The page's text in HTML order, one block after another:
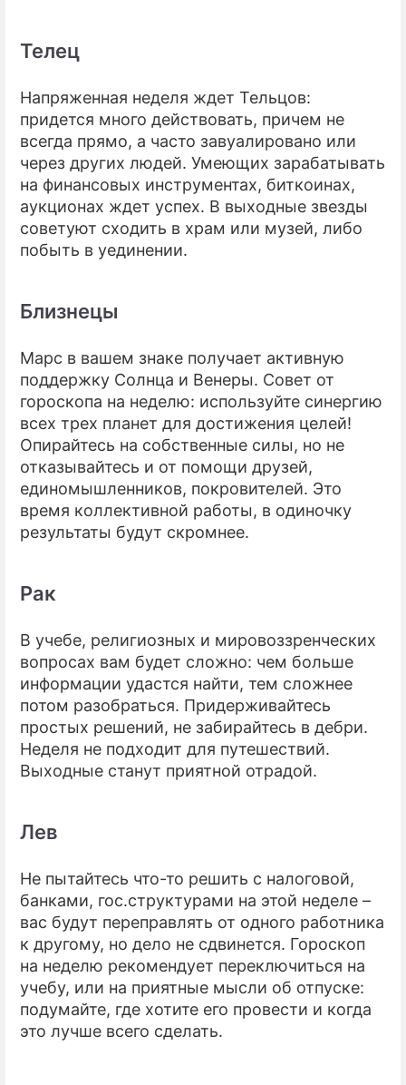
Телец
Напряженная неделя ждет Тельцов:
придется много действовать, причем не
всегда прямо, а часто завуалировано или
через других людей. Умеющих зарабатывать
на финансовых инструментах, биткоинах,
аукционах ждет успех. В выходные звезды
советуют сходить в храм или музей, либо
побыть в уединении.
Близнецы
Марс в вашем знаке получает активную
поддержку Солнца и Венеры. Совет от
гороскопа на неделю: используйте синергию
всех трех планет для достижения целей!
Опирайтесь на собственные силы, но не
отказывайтесь и от помощи друзей,
единомышленников, покровителей. Это
время коллективной работы, в одиночку
результаты будут скромнее.
Рак
В учебе, религиозных и мировоззренческих
вопросах вам будет сложно: чем больше
информации удастся найти, тем сложнее
потом разобраться. Придерживайтесь
простых решений, не забирайтесь в дебри.
Неделя не подходит для путешествий.
Выходные станут приятной отрадой.
Лев
Не пытайтесь что-то решить с налоговой,
банками, гос.структурами на этой неделе –
вас будут переправлять от одного работника
к другому, но дело не сдвинется. Гороскоп
на неделю рекомендует переключиться на
учебу, или на приятные мысли об отпуске:
подумайте, где хотите его провести и когда
это лучше всего сделать.